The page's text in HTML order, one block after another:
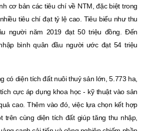
cơ bản các tiêu chí về NTM, đặc biệt trong
tiêu chí đạt tỷ lệ cao. Tiêu biểu như thu
người năm 2019 đạt 50 triệu đồng. Ðến
bình quân đầu người ước đạt 54 triệu
có diện tích đất nuôi thuỷ sản lớn, 5.773 ha,
cực áp dụng khoa học - kỹ thuật vào sản
cao. Thêm vào đó, việc lựa chọn kết hợp
trên cùng diện tích đất giúp tăng thu nhập,